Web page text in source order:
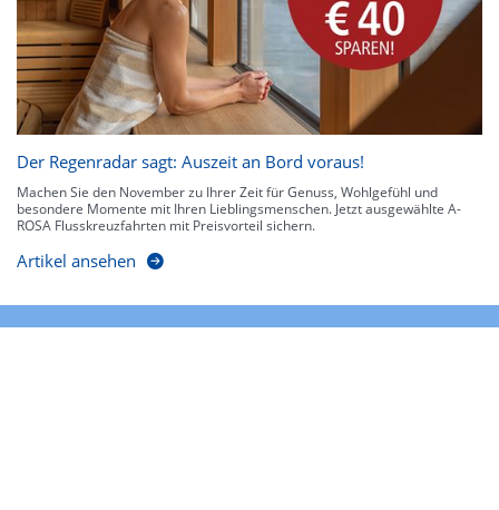
Der Regenradar sagt: Auszeit an Bord voraus!
Machen Sie den November zu Ihrer Zeit für Genuss, Wohlgefühl und
besondere Momente mit Ihren Lieblingsmenschen. Jetzt ausgewählte A-
ROSA Flusskreuzfahrten mit Preisvorteil sichern.
Artikel ansehen